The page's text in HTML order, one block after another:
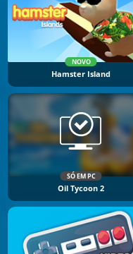
NOVO
Hamster Island
SÓ EM PC
Oil Tycoon 2